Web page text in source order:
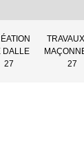
DALLE
27
27